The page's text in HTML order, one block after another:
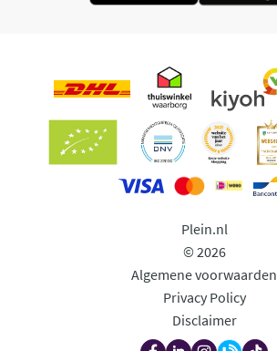
Plein.nl
© 2026
Algemene voorwaarden
Privacy Policy
Disclaimer